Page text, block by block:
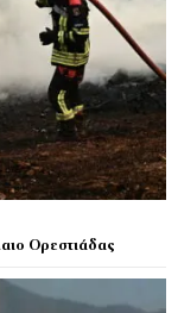
Ορεστιάδας